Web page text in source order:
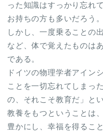
った知識はすっかり忘れ
お持ちの方も多いだろう。
しかし、一度乗ることの
など、体で覚えたものは
である。
ドイツの物理学者アイン
ことを一切忘れてしまっ
の、それこそ教育だ」と
教養をもつということは
豊かにし、幸福を得るこ